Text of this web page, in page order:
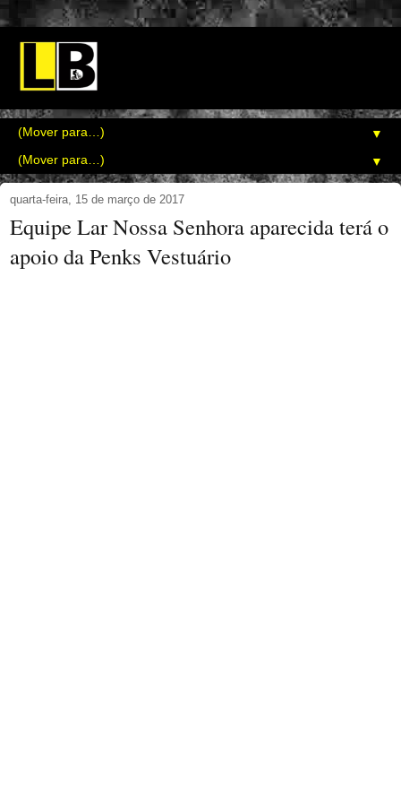
▼
▼
quarta-feira, 15 de março de 2017
Equipe Lar Nossa Senhora aparecida terá o
apoio da Penks Vestuário